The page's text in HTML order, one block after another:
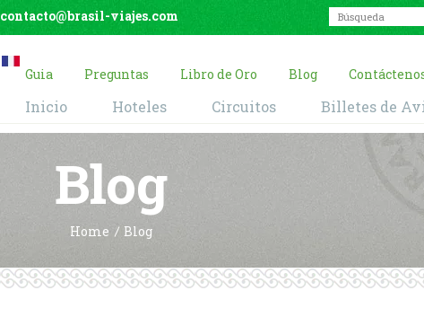
contacto@brasil-viajes.com
Guia Preguntas Libro de Oro Blog
Inicio Hoteles Circuitos Billetes de
Blog
Home Blog